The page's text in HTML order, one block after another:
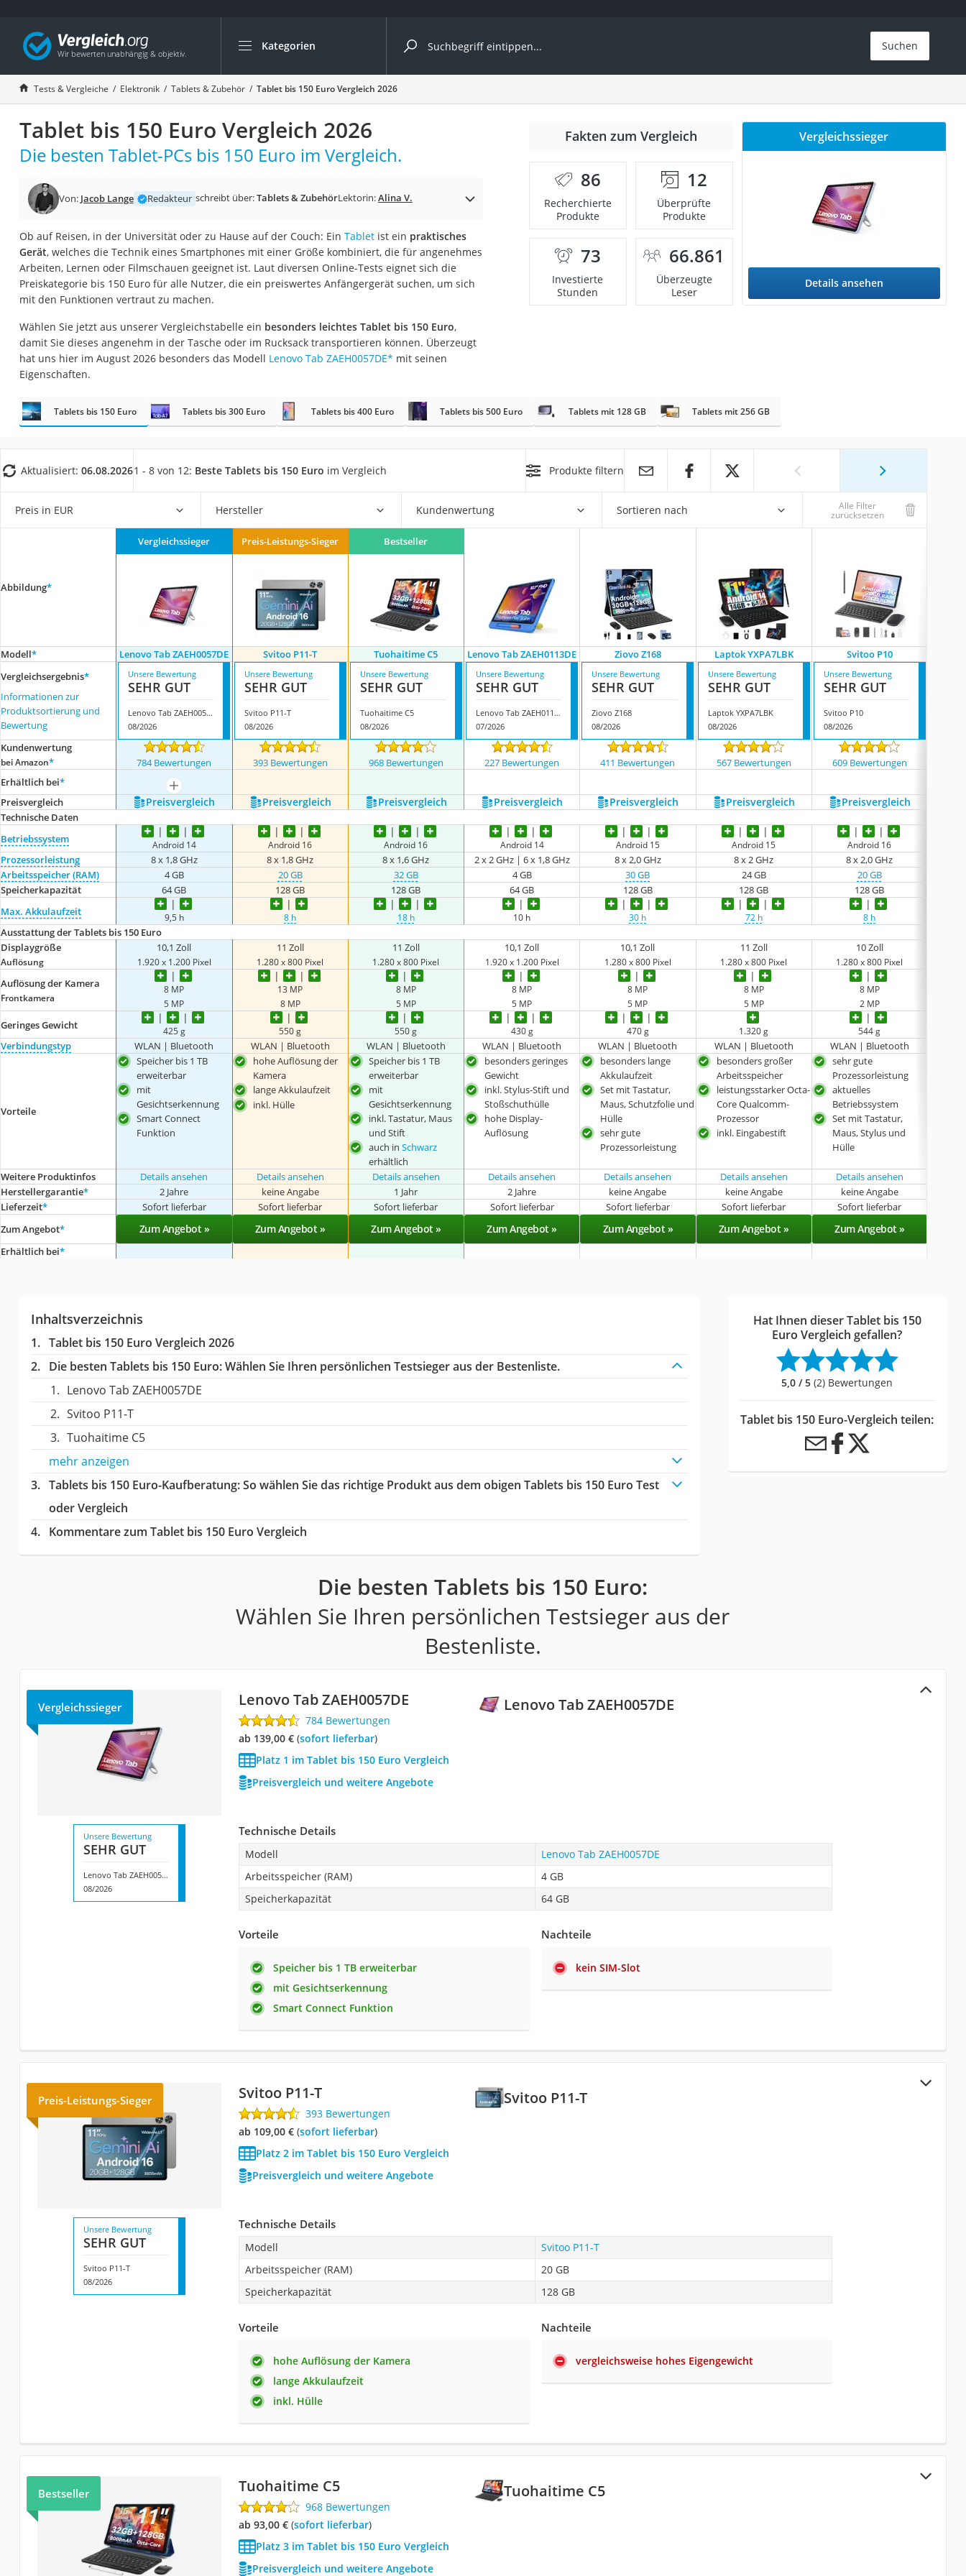
Kategorien
Die beliebtesten Vergleiche nach Kategorie
Elektronik
Powerstation
Monitor 32 Zoll 4K
Fernseher
Desktop-PC
Diascanner
Laser-Multifunktionsdrucker
Powerline-Adapter
Gaming-PC
Soundbar
Satellitenschüssel
Gaming-Headset
Tablets unter 200 Euro
Lichtwecker
Acer Aspire
Suchen
Tests & Vergleiche Elektronik Tablets & Zubehör Tablet bis 150 Euro Vergleich 2026
Tablet bis 150 Euro Vergleich 2026
Die besten Tablet-PCs bis 150 Euro im Vergleich.
Von: Jacob Lange Redakteur schreibt über:Tablets & ZubehörLektorin:Alina V.
Ob auf Reisen, in der Universität oder zu Hause auf der Couch: Ein Tabletist ein praktisches
Gerät, welches die Technik eines Smartphones mit einer Größe kombiniert, die für angenehmes
Arbeiten, Lernen oder Filmschauen geeignet ist. Laut diversen Online-Tests eignet sich die
Preiskategorie bis 150 Euro für alle Nutzer, die ein preiswertes Anfängergerät suchen, um sich
mit den Funktionen vertraut zu machen.
Wählen Sie jetzt aus unserer Vergleichstabelle ein besonders leichtes Tablet bis 150 Euro,
damit Sie dieses angenehm in der Tasche oder im Rucksack transportieren können. Überzeugt
hat uns hier im August 2026 besonders das Modell Lenovo Tab ZAEH0057DE* mit seinen
Eigenschaften.
Fakten zum Vergleich
86
Recherchierte
Produkte
12
Überprüfte
Produkte
73
Investierte
Stunden
66.861
Überzeugte
Leser
Vergleichssieger
Details ansehen
Tablets bis 150 Euro Tablets bis 300 Euro Tablets bis 400 Euro Tablets bis 500 Euro Tablets mit 128 GB Tablets mit 256 GB
Aktualisiert: 06.08.20261 - 8 von 12: Beste Tablets bis 150 Euro im Vergleich Produkte filtern
Preis in EUR Hersteller Kundenwertung Sortieren nach Alle Filter
zurücksetzen
Abbildung*
Vergleichssieger Preis-Leistungs-Sieger Bestseller
Modell* Lenovo Tab ZAEH0057DE Svitoo P11-T Tuohaitime C5 Lenovo Tab ZAEH0113DE Ziovo Z168 Laptok YXPA7LBK Svitoo P10
Vergleichsergebnis*
Informationen zur
Produktsortierung und
Bewertung
Unsere Bewertung
SEHR GUT
Lenovo Tab ZAEH0057DE
08/2026
Unsere Bewertung
SEHR GUT
Svitoo P11-T
08/2026
Unsere Bewertung
SEHR GUT
Tuohaitime C5
08/2026
Unsere Bewertung
SEHR GUT
Lenovo Tab ZAEH0113DE
07/2026
Unsere Bewertung
SEHR GUT
Ziovo Z168
08/2026
Unsere Bewertung
SEHR GUT
Laptok YXPA7LBK
08/2026
Unsere Bewertung
SEHR GUT
Svitoo P10
08/2026
Kundenwertung
bei Amazon* 784 Bewertungen 393 Bewertungen 968 Bewertungen 227 Bewertungen 411 Bewertungen 567 Bewertungen 609 Bewertungen
Erhältlich bei*
mehr anzeigen
Preis­vergleich
Preis­vergleich Preis­vergleich Preis­vergleich Preis­vergleich Preis­vergleich Preis­vergleich Preis­vergleich
Technische Daten
Betriebssystem
Android 14 Android 16 Android 16 Android 14 Android 15 Android 15 Android 16
Prozessorleistung 8 x 1,8 GHz 8 x 1,8 GHz 8 x 1,6 GHz 2 x 2 GHz | 6 x 1,8 GHz 8 x 2,0 GHz 8 x 2 GHz 8 x 2,0 GHz
Arbeitsspeicher (RAM)
4 GB 20 GB 32 GB 4 GB 30 GB 24 GB
20 GB
Speicherkapazität
64 GB 128 GB 128 GB 64 GB 128 GB 128 GB
128 GB
Max. Akkulaufzeit
9,5 h 8 h 18 h 10 h 30 h 72 h 8 h
Ausstattung der Tablets bis 150 Euro
Displaygröße
Auflösung
10,1 Zoll
1.920 x 1.200 Pixel
11 Zoll
1.280 x 800 Pixel
11 Zoll
1.280 x 800 Pixel
10,1 Zoll
1.920 x 1.200 Pixel
10,1 Zoll
1.280 x 800 Pixel
11 Zoll
1.280 x 800 Pixel
10 Zoll
1.280 x 800 Pixel
Auflösung der Kamera
Frontkamera
8 MP
5 MP
13 MP
8 MP
8 MP
5 MP
8 MP
5 MP
8 MP
5 MP
8 MP
5 MP
8 MP
2 MP
Geringes Gewicht 425 g 550 g 550 g 430 g 470 g 1.320 g 544 g
Verbindungstyp WLAN | Bluetooth WLAN | Bluetooth WLAN | Bluetooth WLAN | Bluetooth WLAN | Bluetooth WLAN | Bluetooth WLAN | Bluetooth
Vorteile
Speicher bis 1 TB
erweiterbar
mit
Gesichtserkennung
Smart Connect
Funktion
hohe Auflösung der
Kamera
lange Akkulaufzeit
inkl. Hülle
Speicher bis 1 TB
erweiterbar
mit
Gesichtserkennung
inkl. Tastatur, Maus
und Stift
auch in Schwarz
erhältlich
besonders geringes
Gewicht
inkl. Stylus-Stift und
Stoßschuthülle
hohe Display-
Auflösung
besonders lange
Akkulaufzeit
Set mit Tastatur,
Maus, Schutzfolie und
Hülle
sehr gute
Prozessorleistung
besonders großer
Arbeitsspeicher
leistungsstarker Octa-
Core Qualcomm-
Prozessor
inkl. Eingabestift
sehr gute
Prozessorleistung
aktuelles
Betriebssystem
Set mit Tastatur,
Maus, Stylus und
Hülle
Weitere Produktinfos Details ansehen Details ansehen Details ansehen Details ansehen Details ansehen Details ansehen
Details ansehen
Herstellergarantie* 2 Jahre keine Angabe 1 Jahr 2 Jahre keine Angabe keine Angabe keine Angabe
Lieferzeit* Sofort lieferbar Sofort lieferbar Sofort lieferbar Sofort lieferbar Sofort lieferbar Sofort lieferbar Sofort lieferbar
Zum Angebot* Zum Angebot » Zum Angebot » Zum Angebot » Zum Angebot » Zum Angebot » Zum Angebot » Zum Angebot »
Erhältlich bei*
Inhaltsverzeichnis
Tablet bis 150 Euro Vergleich 2026
Die besten Tablets bis 150 Euro:Wählen Sie Ihren persönlichen Testsieger aus der Bestenliste.
Lenovo Tab ZAEH0057DE
Svitoo P11-T
Tuohaitime C5
mehr anzeigen
Tablets bis 150 Euro-Kaufberatung: So wählen Sie das richtige Produkt aus dem obigen Tablets bis 150 Euro Test
oder Vergleich
Kommentare zum Tablet bis 150 Euro Vergleich
Hat Ihnen dieser Tablet bis 150
Euro Vergleich gefallen?
5,0 / 5 (2) Bewertungen
Tablet bis 150 Euro-Vergleich teilen:
Die besten Tablets bis 150 Euro:
Wählen Sie Ihren persönlichen Testsieger aus der
Bestenliste.
Lenovo Tab ZAEH0057DE
Vergleichssieger Lenovo Tab ZAEH0057DE
784 Bewertungen
ab 139,00 €( Sofort lieferbar)
Platz 1 im Tablet bis 150 Euro Vergleich
Preisvergleich und weitere Angebote
Unsere Bewertung
SEHR GUT
Lenovo Tab ZAEH0057DE
08/2026
Technische Details
Modell
Lenovo Tab ZAEH0057DE
Arbeitsspeicher (RAM)
4 GB
Speicherkapazität
64 GB
Vorteile
Speicher bis 1 TB erweiterbar
mit Gesichtserkennung
Smart Connect Funktion
Nachteile
kein SIM-Slot
Svitoo P11-T
Preis-Leistungs-Sieger Svitoo P11-T
393 Bewertungen
ab 109,00 €( Sofort lieferbar)
Platz 2 im Tablet bis 150 Euro Vergleich
Preisvergleich und weitere Angebote
Unsere Bewertung
SEHR GUT
Svitoo P11-T
08/2026
Technische Details
Modell
Svitoo P11-T
Arbeitsspeicher (RAM)
20 GB
Speicherkapazität
128 GB
Vorteile
hohe Auflösung der Kamera
lange Akkulaufzeit
inkl. Hülle
Nachteile
vergleichsweise hohes Eigengewicht
Tuohaitime C5
Bestseller Tuohaitime C5
968 Bewertungen
ab 93,00 €( Sofort lieferbar)
Platz 3 im Tablet bis 150 Euro Vergleich
Preisvergleich und weitere Angebote